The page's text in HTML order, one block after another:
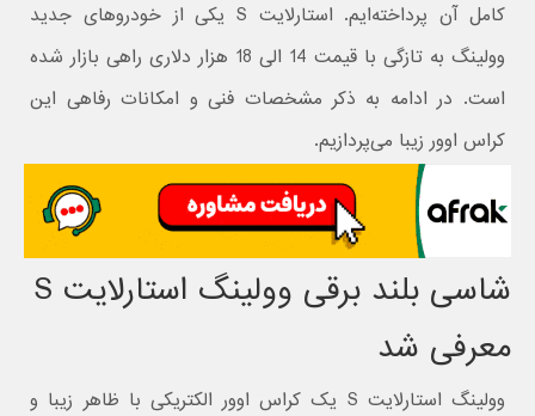
کامل آن پرداخته‌ایم. استارلایت S یکی از خودروهای جدید
وولینگ به تازگی با قیمت 14 الی 18 هزار دلاری راهی بازار شده
است. در ادامه به ذکر مشخصات فنی و امکانات رفاهی این
کراس اوور زیبا می‌پردازیم.
شاسی بلند برقی وولینگ استارلایت S
معرفی شد
وولینگ استارلایت S یک کراس اوور الکتریکی با ظاهر زیبا و